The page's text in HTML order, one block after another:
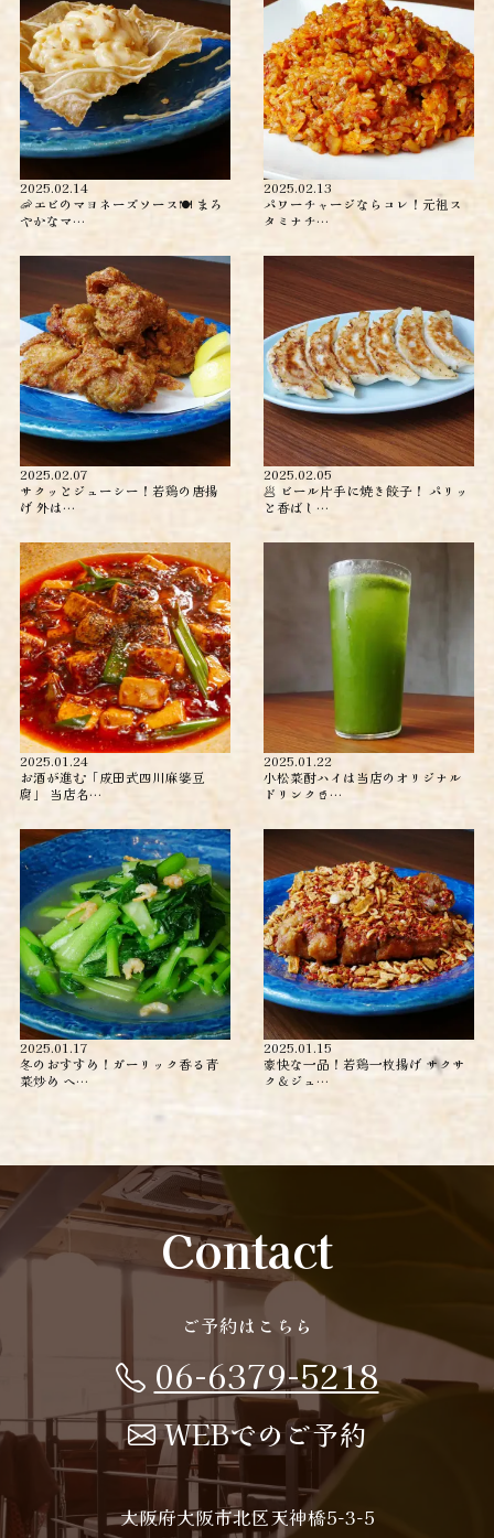
2025.02.14
🦐エビのマヨネーズソース🍽️ まろ
やかなマ…
2025.02.13
パワーチャージならコレ！元祖ス
タミナチ…
2025.02.07
サクッとジューシー！若鶏の唐揚
げ 外は…
2025.02.05
🥟 ビール片手に焼き餃子！ パリッ
と香ばし…
2025.01.24
お酒が進む「成田式四川麻婆豆
腐」 当店名…
2025.01.22
小松菜酎ハイは当店のオリジナル
ドリンク🥤…
2025.01.17
冬のおすすめ！ガーリック香る青
菜炒め ヘ…
2025.01.15
豪快な一品！若鶏一枚揚げ サクサ
ク＆ジュ…
Contact
ご予約はこちら
06-6379-5218
WEBでのご予約
大阪府大阪市北区天神橋5-3-5